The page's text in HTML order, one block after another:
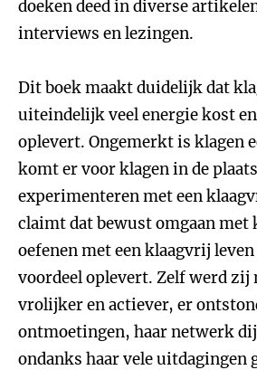
doeken deed in diverse
interviews en lezingen.
Dit boek maakt duidelijk dat
uiteindelijk veel energie kost
oplevert. Ongemerkt is klagen
komt er voor klagen in de
experimenteren met een
claimt dat bewust omgaan met
oefenen met een klaagvrij
voordeel oplevert. Zelf werd zij
vrolijker en actiever, er
ontmoetingen, haar netwerk
ondanks haar vele uitdagingen